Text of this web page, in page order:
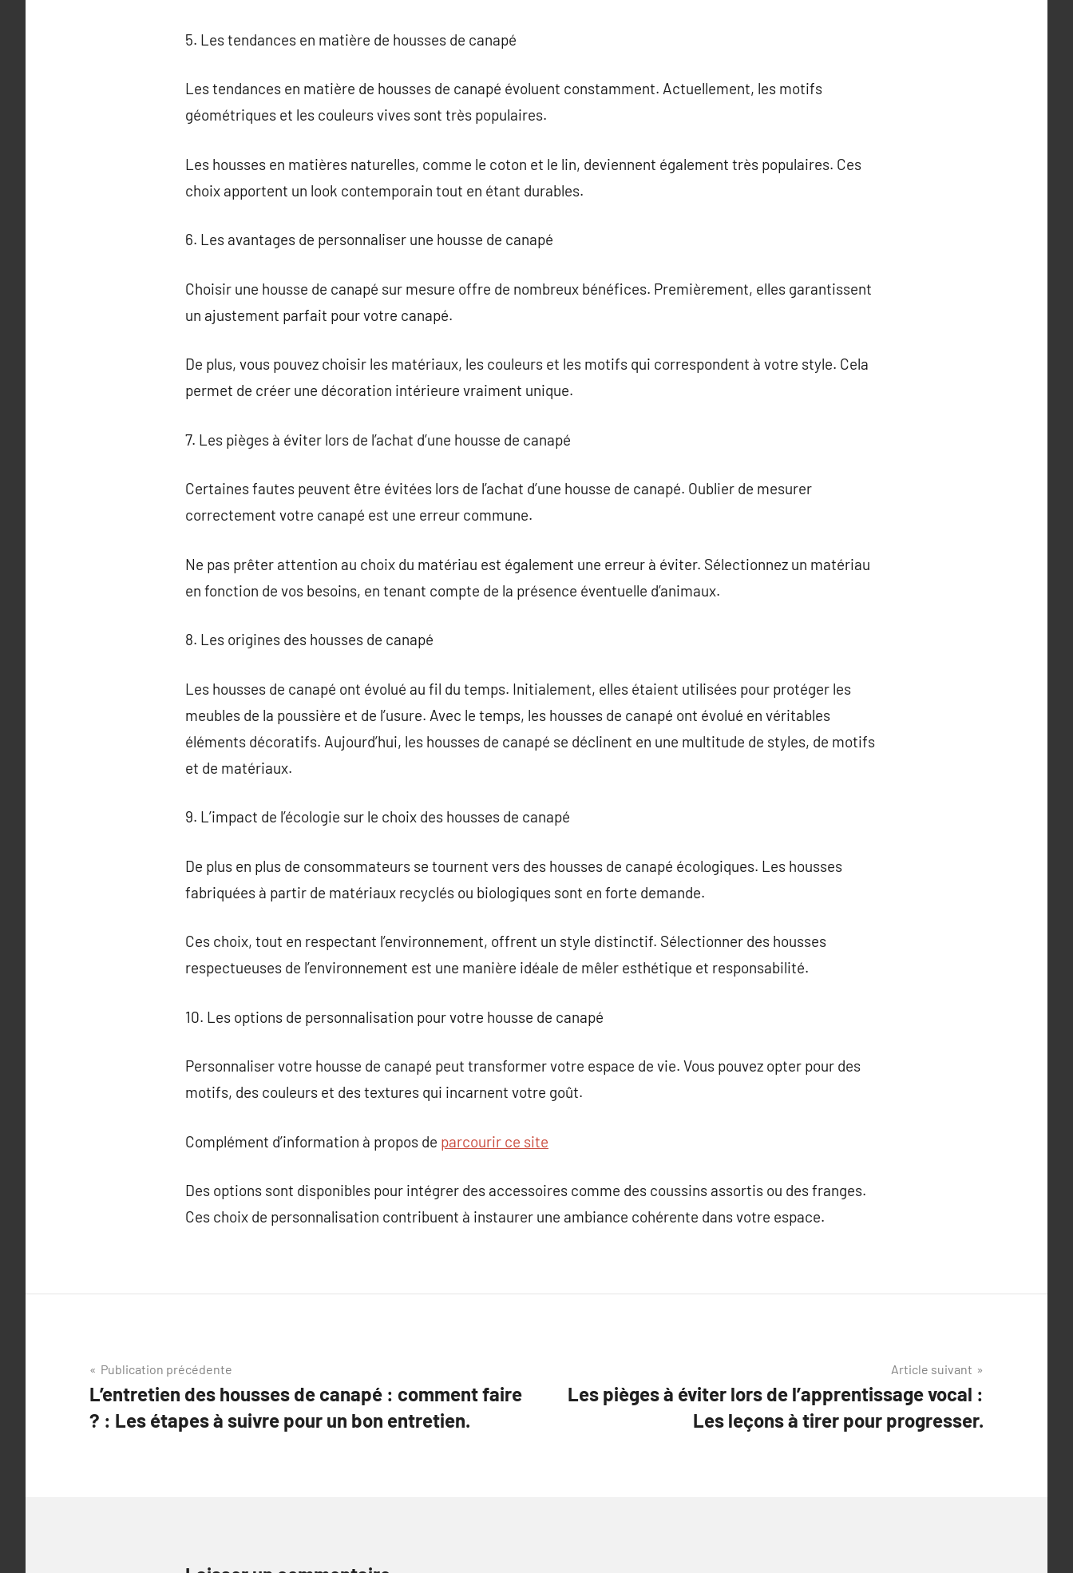
5. Les tendances en matière de housses de canapé
Les tendances en matière de housses de canapé évoluent constamment. Actuellement, les motifs
géométriques et les couleurs vives sont très populaires.
Les housses en matières naturelles, comme le coton et le lin, deviennent également très populaires. Ces
choix apportent un look contemporain tout en étant durables.
6. Les avantages de personnaliser une housse de canapé
Choisir une housse de canapé sur mesure offre de nombreux bénéfices. Premièrement, elles garantissent
un ajustement parfait pour votre canapé.
De plus, vous pouvez choisir les matériaux, les couleurs et les motifs qui correspondent à votre style. Cela
permet de créer une décoration intérieure vraiment unique.
7. Les pièges à éviter lors de l’achat d’une housse de canapé
Certaines fautes peuvent être évitées lors de l’achat d’une housse de canapé. Oublier de mesurer
correctement votre canapé est une erreur commune.
Ne pas prêter attention au choix du matériau est également une erreur à éviter. Sélectionnez un matériau
en fonction de vos besoins, en tenant compte de la présence éventuelle d’animaux.
8. Les origines des housses de canapé
Les housses de canapé ont évolué au fil du temps. Initialement, elles étaient utilisées pour protéger les
meubles de la poussière et de l’usure. Avec le temps, les housses de canapé ont évolué en véritables
éléments décoratifs. Aujourd’hui, les housses de canapé se déclinent en une multitude de styles, de motifs
et de matériaux.
9. L’impact de l’écologie sur le choix des housses de canapé
De plus en plus de consommateurs se tournent vers des housses de canapé écologiques. Les housses
fabriquées à partir de matériaux recyclés ou biologiques sont en forte demande.
Ces choix, tout en respectant l’environnement, offrent un style distinctif. Sélectionner des housses
respectueuses de l’environnement est une manière idéale de mêler esthétique et responsabilité.
10. Les options de personnalisation pour votre housse de canapé
Personnaliser votre housse de canapé peut transformer votre espace de vie. Vous pouvez opter pour des
motifs, des couleurs et des textures qui incarnent votre goût.
Complément d’information à propos de parcourir ce site
Des options sont disponibles pour intégrer des accessoires comme des coussins assortis ou des franges.
Ces choix de personnalisation contribuent à instaurer une ambiance cohérente dans votre espace.
Navigation
de
l’article
Publication précédente
L’entretien des housses de canapé : comment faire
? : Les étapes à suivre pour un bon entretien.
Article suivant
Les pièges à éviter lors de l’apprentissage vocal :
Les leçons à tirer pour progresser.